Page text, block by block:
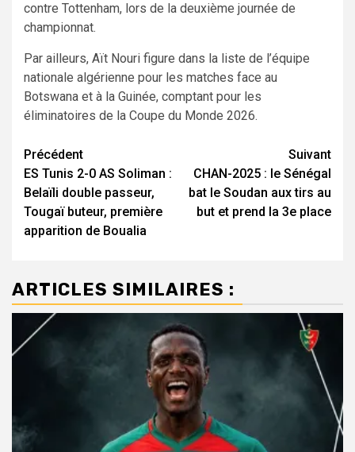
contre Tottenham, lors de la deuxième journée de
championnat.
Par ailleurs, Aït Nouri figure dans la liste de l’équipe
nationale algérienne pour les matches face au
Botswana et à la Guinée, comptant pour les
éliminatoires de la Coupe du Monde 2026.
Navigation
d’article
Précédent
ES Tunis 2-0 AS Soliman :
Belaïli double passeur,
Tougaï buteur, première
apparition de Boualia
Suivant
CHAN-2025 : le Sénégal
bat le Soudan aux tirs au
but et prend la 3e place
ARTICLES SIMILAIRES :